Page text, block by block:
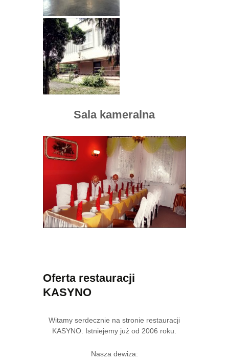
Sala kameralna
Oferta restauracji
KASYNO
Witamy serdecznie na stronie restauracji
KASYNO. Istniejemy już od 2006 roku.
Nasza dewiza: